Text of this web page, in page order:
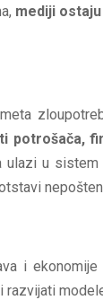
mediji
potrošača,
u sistem
i
razvijati